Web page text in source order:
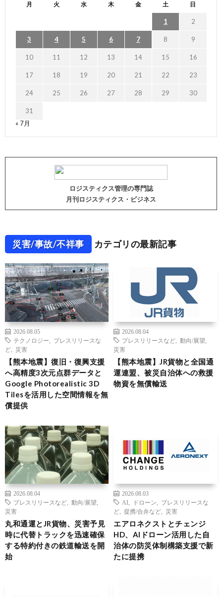
月 火 水 木 金 土 日
1 2
3 4 5 6 7 8 9
10 11 12 13 14 15 16
17 18 19 20 21 22 23
24 25 26 27 28 29 30
31
« 7月
ロジスティクス管理の専門誌
月刊ロジスティクス・ビジネス
災害/事故/不祥事 カテゴリの最新記事
2026.08.05
テクノロジー
プレスリリースな
ど
災害
【熊本地震】復旧・復興支援
へ高精度3次元点群データと
Google Photorealistic 3D
Tilesを活用した空間情報を無
償提供
2026.08.04
プレスリリースなど
動向/展望
災害
【熊本地震】JR貨物と全国通
運連盟、被災自治体への救援
物資を無償輸送
2026.08.04
プレスリリースなど
動向/展望
災害
丸和通運とJR貨物、災害予見
時に代替トラックを迅速確保
する特約付きの鉄道輸送を開
始
2026.08.03
AI
ドローン
プレスリリースな
ど
提携/合弁など 災害
エアロネクストとチェンジ
HD、AIドローン活用した自
治体の防災体制構築支援で新
たに提携